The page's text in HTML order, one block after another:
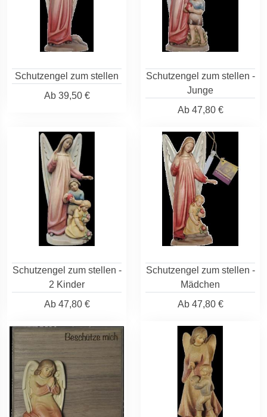
Schutzengel zum stellen
Ab39,50 €
Schutzengel zum stellen -
Junge
Ab47,80 €
Schutzengel zum stellen -
2 Kinder
Ab47,80 €
Schutzengel zum stellen -
Mädchen
Ab47,80 €